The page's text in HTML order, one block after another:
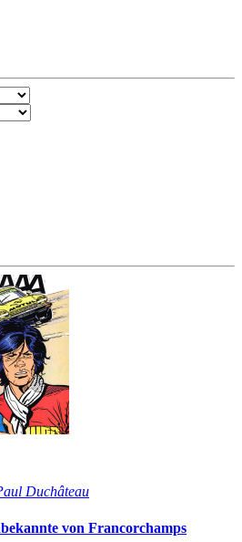
Duchâteau
von Francorchamps